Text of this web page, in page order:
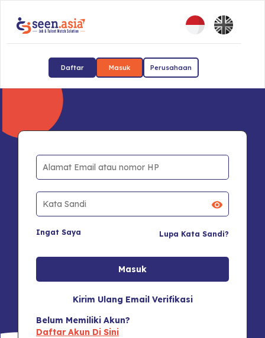
Daftar Masuk Perusahaan
Ingat Saya Lupa Kata Sandi?
Kirim Ulang Email Verifikasi
Belum Memiliki Akun?
Daftar Akun Di Sini